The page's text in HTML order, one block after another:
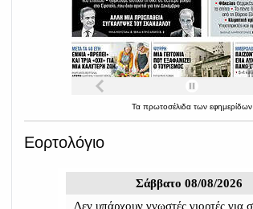
Τα πρωτοσέλιδα των εφημερίδων
Εορτολόγιο